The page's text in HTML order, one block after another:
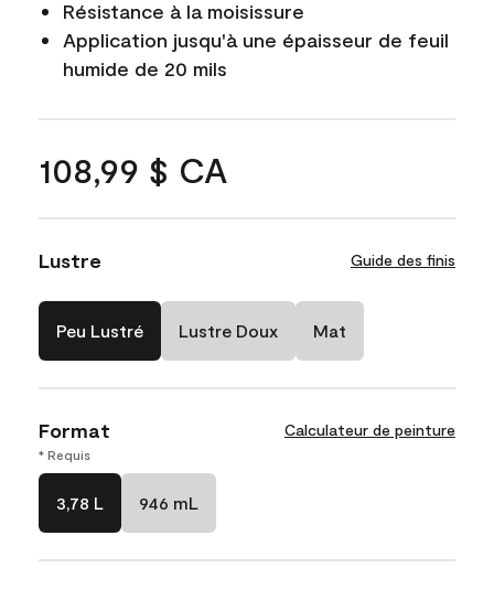
Résistance à la moisissure
Application jusqu'à une épaisseur de feuil
humide de 20 mils
108,99 $ CA
Lustre Guide des finis
Peu Lustré Lustre Doux Mat
Format Calculateur de peinture
* Requis
3,78 L 946 mL